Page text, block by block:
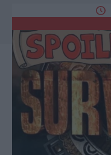
AUTO - MOTO
ΥΓΕΙΑ
ΠΑΡΑΞΕΝΑ
ΑΡΘΡΟΓΡΑΦΙΑ